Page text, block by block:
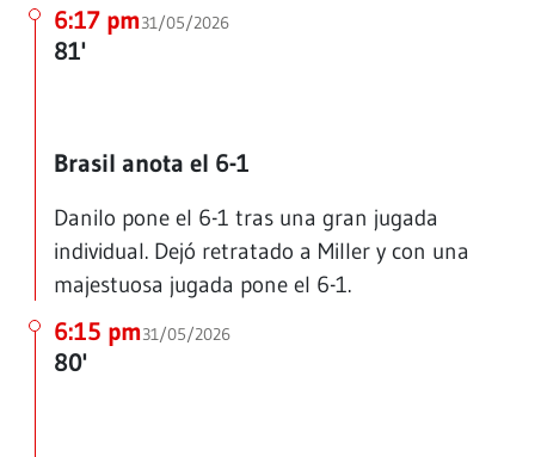
6:17 pm31/05/2026
81'
Brasil anota el 6-1
Danilo pone el 6-1 tras una gran jugada
individual. Dejó retratado a Miller y con una
majestuosa jugada pone el 6-1.
6:15 pm31/05/2026
80'